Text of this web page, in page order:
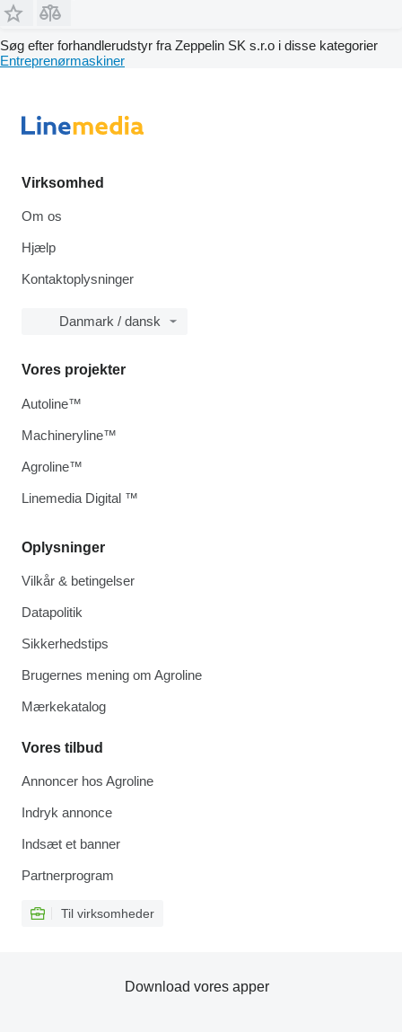
Søg efter forhandlerudstyr fra Zeppelin SK s.r.o i disse kategorier
Entreprenørmaskiner
Virksomhed
Om os
Hjælp
Kontaktoplysninger
Danmark / dansk
Oplysninger
Vilkår & betingelser
Datapolitik
Sikkerhedstips
Brugernes mening om Agroline
Mærkekatalog
Vores tilbud
Annoncer hos Agroline
Indryk annonce
Indsæt et banner
Partnerprogram
Til virksomheder
Vores projekter
Autoline™
Machineryline™
Agroline™
Linemedia Digital ™
Download vores apper